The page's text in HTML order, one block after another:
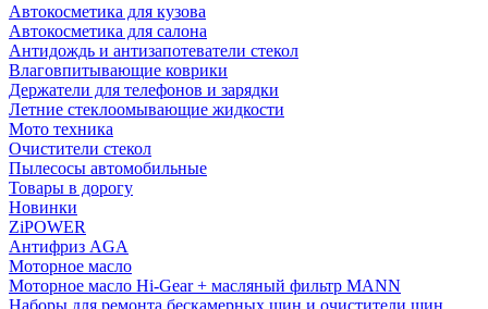
Автокосметика для кузова
Автокосметика для салона
Антидождь и антизапотеватели стекол
Влаговпитывающие коврики
Держатели для телефонов и зарядки
Летние стеклоомывающие жидкости
Мото техника
Очистители стекол
Пылесосы автомобильные
Товары в дорогу
Новинки
ZiPOWER
Антифриз AGA
Моторное масло
Моторное масло Hi-Gear + масляный фильтр MANN
Наборы для ремонта бескамерных шин и очистители шин